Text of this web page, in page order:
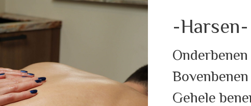
-Harsen-
Onderbenen
Bovenbenen
Gehele